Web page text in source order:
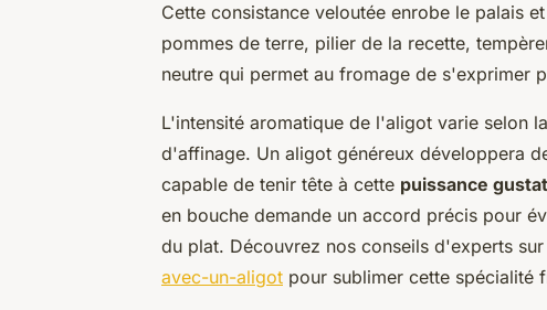
Cette consistance veloutée enrobe le palais
pommes de terre, pilier de la recette,
neutre qui permet au fromage de s'exprimer
L'intensité aromatique de l'aligot varie selon
d'affinage. Un aligot généreux développera
capable de tenir tête à cette puissance
en bouche demande un accord précis pour
du plat. Découvrez nos conseils d'experts sur
avec-un-aligot pour sublimer cette spécialité